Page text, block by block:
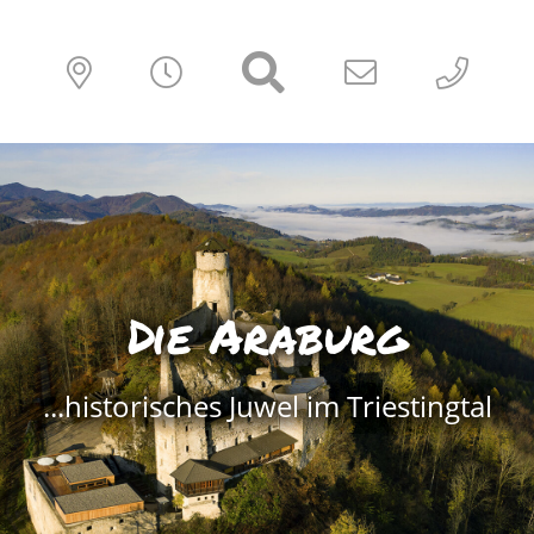
Die Araburg
...historisches Juwel im Triestingtal